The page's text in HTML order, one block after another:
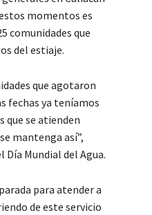
momentos es
comunidades que
del estiaje.
que agotaron
fechas ya teníamos
que se atienden
mantenga así”,
Día Mundial del Agua.
para atender a
de este servicio